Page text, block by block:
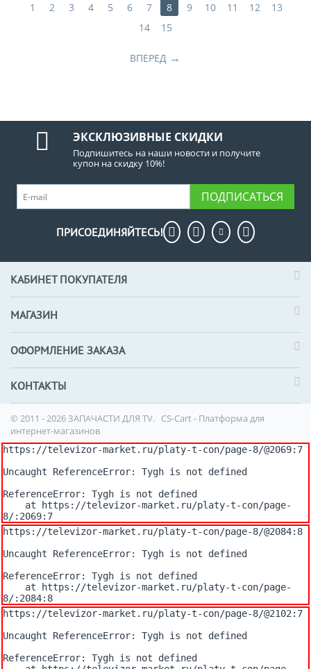
1 2 3 4 5 6 7 8 9 10 11 12
13
14
15
ВПЕРЕД
ЭКСКЛЮЗИВНЫЕ СКИДКИ
Подпишитесь на наши новости и получите
купон на скидку 10%!
ПОДПИСАТЬСЯ
ПРИСОЕДИНЯЙТЕСЬ!
КАБИНЕТ ПОКУПАТЕЛЯ
МАГАЗИН
ОФОРМЛЕНИЕ ЗАКАЗА
КОНТАКТЫ
© 2011 - 2026 ЗАПАЧАСТИ ДЛЯ TV. CS-Cart - Платформа для
интернет-магазинов
https://televizor-market.ru/platy-t-con/page-8/@2069:7
Uncaught ReferenceError: Tygh is not defined
ReferenceError: Tygh is not defined
8/:2069:7
https://televizor-market.ru/platy-t-con/page-8/@2084:8
Uncaught ReferenceError: Tygh is not defined
ReferenceError: Tygh is not defined
8/:2084:8
https://televizor-market.ru/platy-t-con/page-8/@2102:7
Uncaught ReferenceError: Tygh is not defined
ReferenceError: Tygh is not defined